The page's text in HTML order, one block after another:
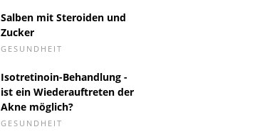
Salben mit Steroiden und
Zucker
GESUNDHEIT
Isotretinoin-Behandlung -
ist ein Wiederauftreten der
Akne möglich?
GESUNDHEIT